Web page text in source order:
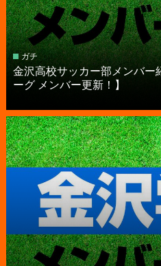
ガチ
金沢高校サッカー部メンバー
ーグ メンバー更新！】